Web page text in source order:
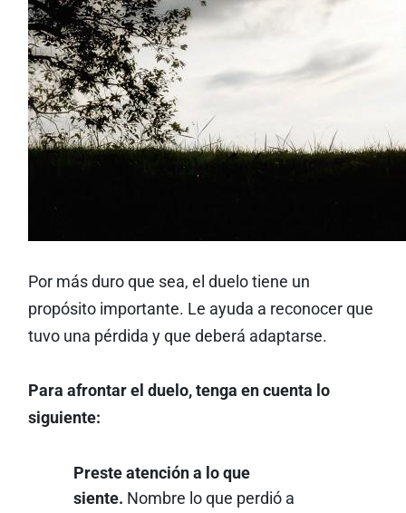
Por más duro que sea, el duelo tiene un
propósito importante. Le ayuda a reconocer que
tuvo una pérdida y que deberá adaptarse.
Para afrontar el duelo, tenga en cuenta lo
siguiente:
Preste atención a lo que
siente. Nombre lo que perdió a